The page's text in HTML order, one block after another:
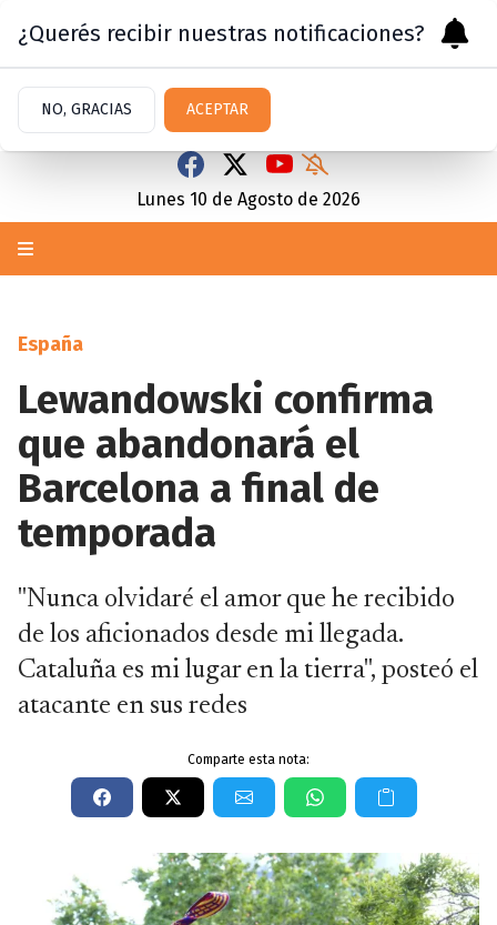
Lunes 10 de Agosto de 2026
España
Lewandowski confirma
que abandonará el
Barcelona a final de
temporada
"Nunca olvidaré el amor que he recibido
de los aficionados desde mi llegada.
Cataluña es mi lugar en la tierra", posteó el
atacante en sus redes
Comparte esta nota:
¿Querés recibir nuestras notificaciones?
NO, GRACIAS ACEPTAR